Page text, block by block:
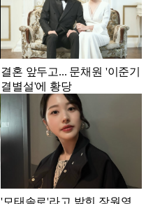
결혼 앞두고... 문채원 '이준기
결별설'에 황당
'모태솔로'라고 밝힌 장원영